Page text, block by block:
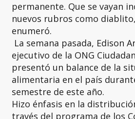
permanente. Que se vayan
nuevos rubros como
enumeró.
La semana pasada, Edison
ejecutivo de la ONG
presentó un balance de la
alimentaria en el país
semestre de este año.
Hizo énfasis en la
través del programa de los